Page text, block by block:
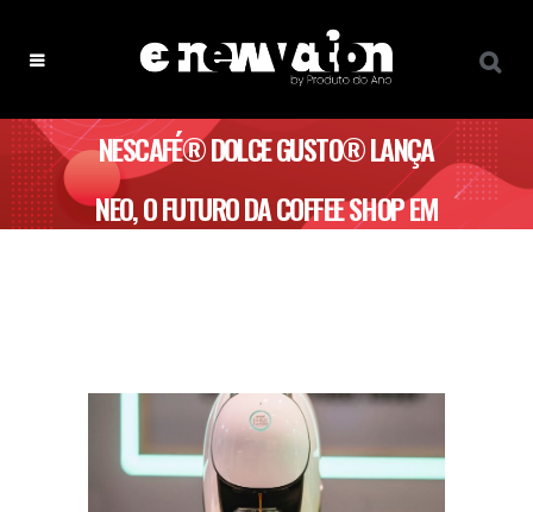
NESCAFÉ® DOLCE GUSTO® LANÇA
NEO, O FUTURO DA COFFEE SHOP EM